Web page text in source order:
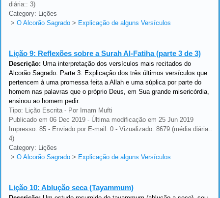
diária:: 3)
Category: Lições
> O Alcorão Sagrado > Explicação de alguns Versículos
Lição 9: Reflexões sobre a Surah Al-Fatiha (parte 3 de 3)
Descrição: Uma interpretação dos versículos mais recitados do
Alcorão Sagrado. Parte 3: Explicação dos três últimos versículos que
pertencem à uma promessa feita a Allah e uma súplica por parte do
homem nas palavras que o próprio Deus, em Sua grande misericórdia,
ensinou ao homem pedir.
Tipo: Lição Escrita - Por Imam Mufti
Publicado em 06 Dec 2019 - Última modificação em 25 Jun 2019
Impresso: 85 - Enviado por E-mail: 0 - Vizualizado: 8679 (média diária::
4)
Category: Lições
> O Alcorão Sagrado > Explicação de alguns Versículos
Lição 10: Ablução seca (Tayammum)